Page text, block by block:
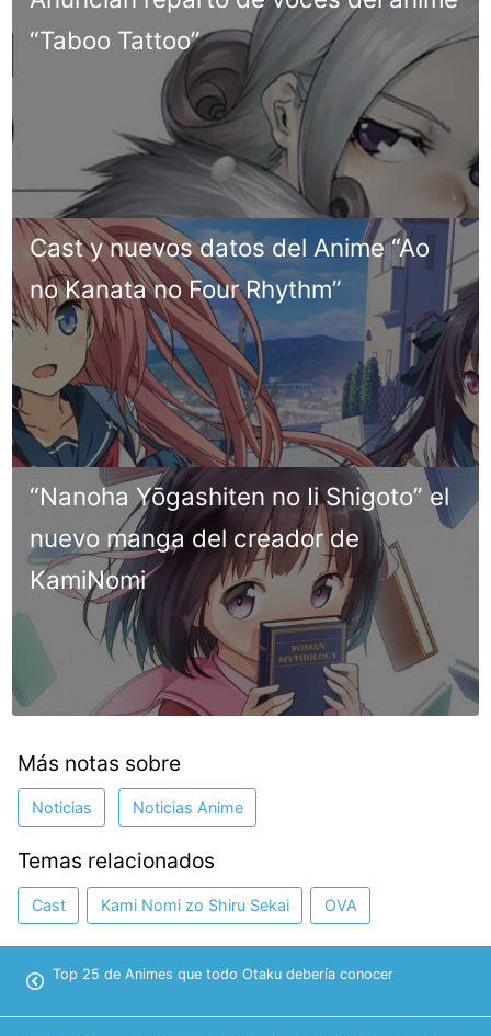
“Taboo Tattoo”
Cast y nuevos datos del Anime “Ao
no Kanata no Four Rhythm”
“Nanoha Yōgashiten no Ii Shigoto” el
nuevo manga del creador de
KamiNomi
Más notas sobre
Noticias Noticias Anime
Temas relacionados
Cast Kami Nomi zo Shiru Sekai OVA
Top 25 de Animes que todo Otaku debería conocer